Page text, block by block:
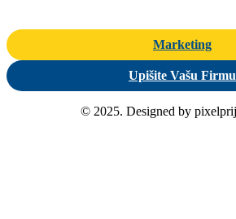
Marketing
Upišite Vašu Firmu
© 2025. Designed by